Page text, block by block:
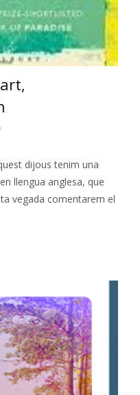
dijous tenim una
llengua anglesa, que
vegada comentarem el